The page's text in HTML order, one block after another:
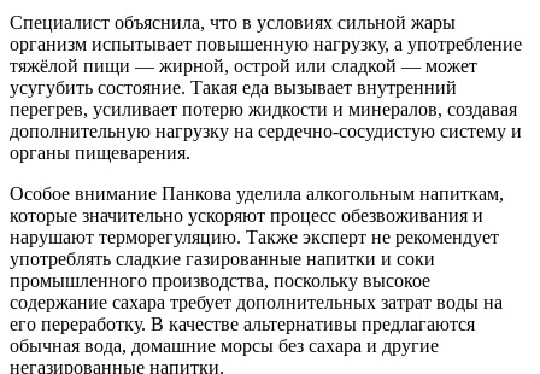
Специалист объяснила, что в условиях сильной жары
организм испытывает повышенную нагрузку, а употребление
тяжёлой пищи — жирной, острой или сладкой — может
усугубить состояние. Такая еда вызывает внутренний
перегрев, усиливает потерю жидкости и минералов, создавая
дополнительную нагрузку на сердечно-сосудистую систему и
органы пищеварения.
Особое внимание Панкова уделила алкогольным напиткам,
которые значительно ускоряют процесс обезвоживания и
нарушают терморегуляцию. Также эксперт не рекомендует
употреблять сладкие газированные напитки и соки
промышленного производства, поскольку высокое
содержание сахара требует дополнительных затрат воды на
его переработку. В качестве альтернативы предлагаются
обычная вода, домашние морсы без сахара и другие
негазированные напитки.